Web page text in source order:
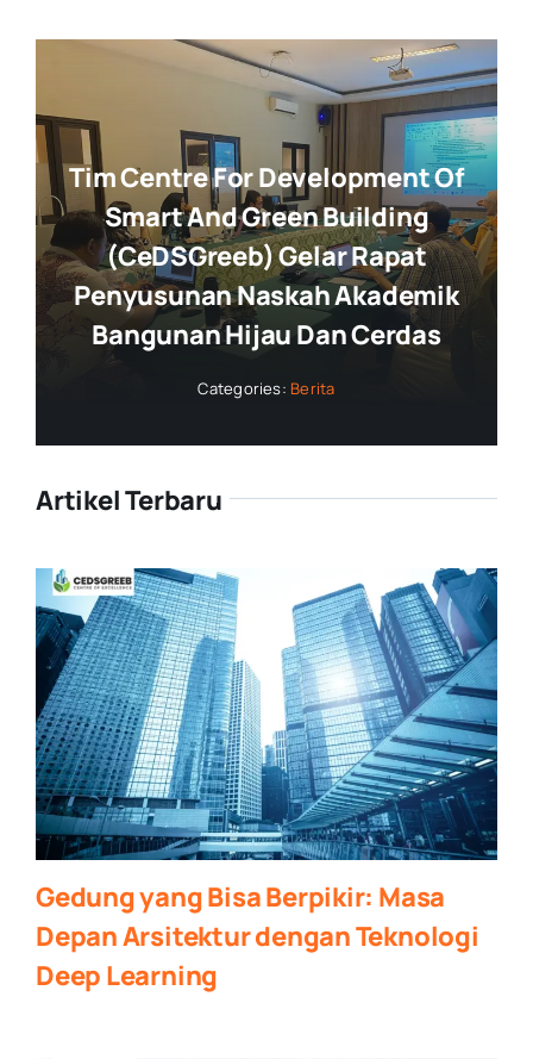
Tim Centre For Development Of
Smart And Green Building
(CeDSGreeb) Gelar Rapat
Penyusunan Naskah Akademik
Bangunan Hijau Dan Cerdas
Categories: Berita
Artikel Terbaru
Gedung yang Bisa Berpikir: Masa
Depan Arsitektur dengan Teknologi
Deep Learning